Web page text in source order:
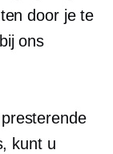
door je te
ons
kunt u